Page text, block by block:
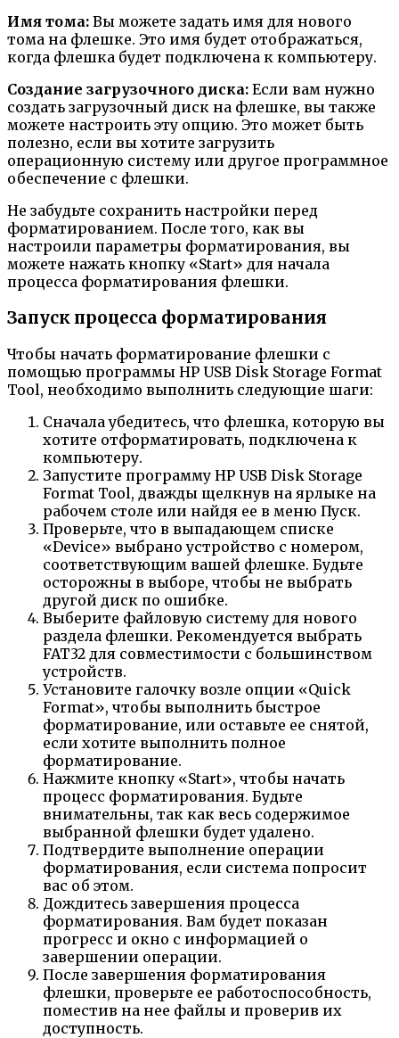
Имя тома: Вы можете задать имя для нового
тома на флешке. Это имя будет отображаться,
когда флешка будет подключена к компьютеру.
Создание загрузочного диска: Если вам нужно
создать загрузочный диск на флешке, вы также
можете настроить эту опцию. Это может быть
полезно, если вы хотите загрузить
операционную систему или другое программное
обеспечение с флешки.
Не забудьте сохранить настройки перед
форматированием. После того, как вы
настроили параметры форматирования, вы
можете нажать кнопку «Start» для начала
процесса форматирования флешки.
Запуск процесса форматирования
Чтобы начать форматирование флешки с
помощью программы HP USB Disk Storage Format
Tool, необходимо выполнить следующие шаги:
Сначала убедитесь, что флешка, которую вы
хотите отформатировать, подключена к
компьютеру.
Запустите программу HP USB Disk Storage
Format Tool, дважды щелкнув на ярлыке на
рабочем столе или найдя ее в меню Пуск.
Проверьте, что в выпадающем списке
«Device» выбрано устройство с номером,
соответствующим вашей флешке. Будьте
осторожны в выборе, чтобы не выбрать
другой диск по ошибке.
Выберите файловую систему для нового
раздела флешки. Рекомендуется выбрать
FAT32 для совместимости с большинством
устройств.
Установите галочку возле опции «Quick
Format», чтобы выполнить быстрое
форматирование, или оставьте ее снятой,
если хотите выполнить полное
форматирование.
Нажмите кнопку «Start», чтобы начать
процесс форматирования. Будьте
внимательны, так как весь содержимое
выбранной флешки будет удалено.
Подтвердите выполнение операции
форматирования, если система попросит
вас об этом.
Дождитесь завершения процесса
форматирования. Вам будет показан
прогресс и окно с информацией о
завершении операции.
После завершения форматирования
флешки, проверьте ее работоспособность,
поместив на нее файлы и проверив их
доступность.